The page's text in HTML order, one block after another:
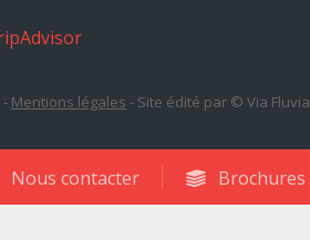
- Mentions légales - Site édité par © Via Fluvia
Nous contacter Brochures